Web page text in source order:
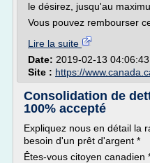
le désirez, jusqu'au
Vous pouvez rembourser
Lire la suite
Date: 2019-02-13 04:06:43
Site : https://
Consolidation de
100% accepté
Expliquez nous en détail la
besoin d'un prêt d'argent *
Êtes-vous citoyen canadien